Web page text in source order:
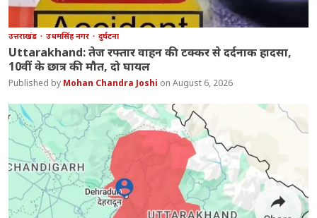
उत्तराखंड उधमसिंह नगर दुर्घटना
Uttarakhand: तेज रफ्तार वाहन की टक्कर से दर्दनाक हादसा,
10वीं के छात्र की मौत, दो घायल
Mohan Chandra Joshi August 6, 2026